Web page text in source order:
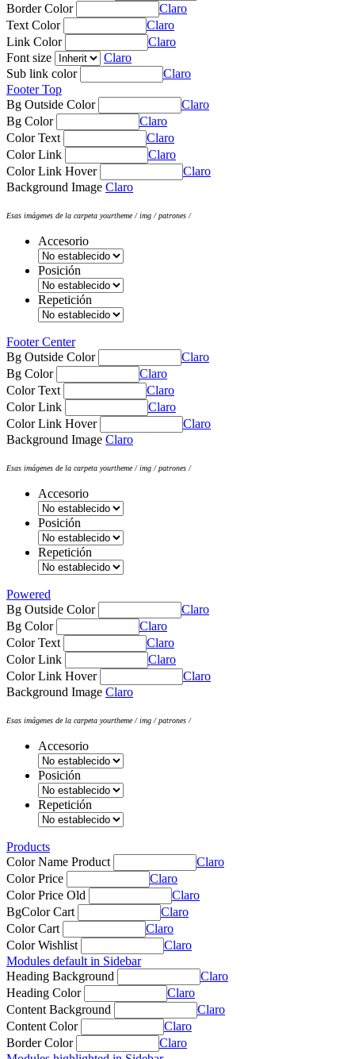
Border Color
Claro
Text Color
Claro
Link Color
Claro
Font size
Claro
Sub link color
Claro
Footer Top
Bg Outside Color
Claro
Bg Color
Claro
Color Text
Claro
Color Link
Claro
Color Link Hover
Claro
Background Image Claro
Esas imágenes de la carpeta yourtheme / img / patrones /
Accesorio
Posición
Repetición
Footer Center
Bg Outside Color
Claro
Bg Color
Claro
Color Text
Claro
Color Link
Claro
Color Link Hover
Claro
Background Image Claro
Esas imágenes de la carpeta yourtheme / img / patrones /
Accesorio
Posición
Repetición
Powered
Bg Outside Color
Claro
Bg Color
Claro
Color Text
Claro
Color Link
Claro
Color Link Hover
Claro
Background Image Claro
Esas imágenes de la carpeta yourtheme / img / patrones /
Accesorio
Posición
Repetición
Products
Color Name Product
Claro
Color Price
Claro
Color Price Old
Claro
BgColor Cart
Claro
Color Cart
Claro
Color Wishlist
Claro
Modules default in Sidebar
Heading Background
Claro
Heading Color
Claro
Content Background
Claro
Content Color
Claro
Border Color
Claro